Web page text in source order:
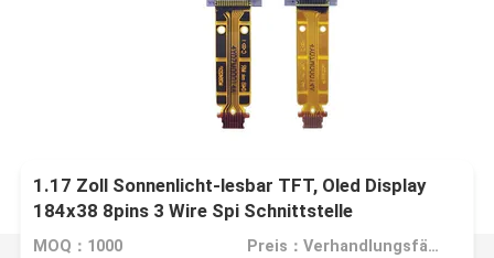
1.17 Zoll Sonnenlicht-lesbar TFT, Oled Display
184x38 8pins 3 Wire Spi Schnittstelle
MOQ：1000 Preis：Verhandlungsfähig